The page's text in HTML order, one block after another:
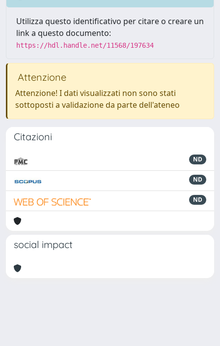
Utilizza questo identificativo per citare o creare un
link a questo documento:
https://hdl.handle.net/11568/197634
Attenzione
Attenzione! I dati visualizzati non sono stati
sottoposti a validazione da parte dell'ateneo
Citazioni
ND
ND
ND
social impact